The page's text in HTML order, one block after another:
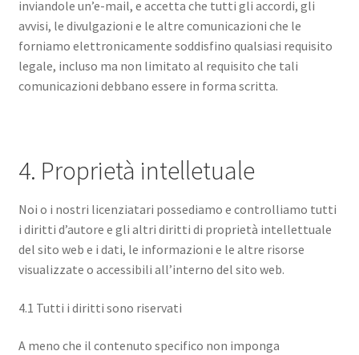
inviandole un’e-mail, e accetta che tutti gli accordi, gli
avvisi, le divulgazioni e le altre comunicazioni che le
forniamo elettronicamente soddisfino qualsiasi requisito
legale, incluso ma non limitato al requisito che tali
comunicazioni debbano essere in forma scritta.
4. Proprietà intelletuale
Noi o i nostri licenziatari possediamo e controlliamo tutti
i diritti d’autore e gli altri diritti di proprietà intellettuale
del sito web e i dati, le informazioni e le altre risorse
visualizzate o accessibili all’interno del sito web.
4.1 Tutti i diritti sono riservati
A meno che il contenuto specifico non imponga